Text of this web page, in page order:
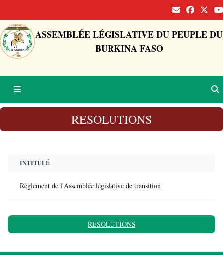
ASSEMBLÉE LÉGISLATIVE DU PEUPLE DU
BURKINA FASO
RESOLUTIONS
INTITULÉ
Règlement de l'Assemblée législative de transition
RESOLUTIONS